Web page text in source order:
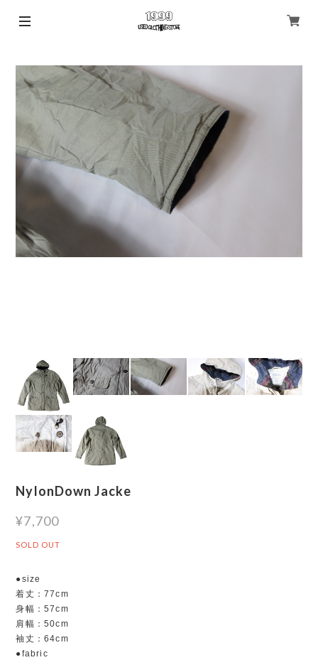
NylonDown Jacke
¥7,700
SOLD OUT
●size
着丈：77cm
身幅：57cm
肩幅：50cm
袖丈：64cm
●fabric